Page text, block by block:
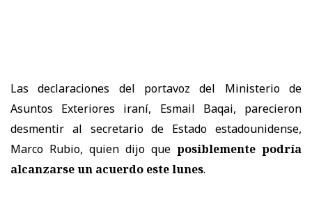
Las declaraciones del portavoz del Ministerio de
Asuntos Exteriores iraní, Esmail Baqai, parecieron
desmentir al secretario de Estado estadounidense,
Marco Rubio, quien dijo que posiblemente podría
alcanzarse un acuerdo este lunes.